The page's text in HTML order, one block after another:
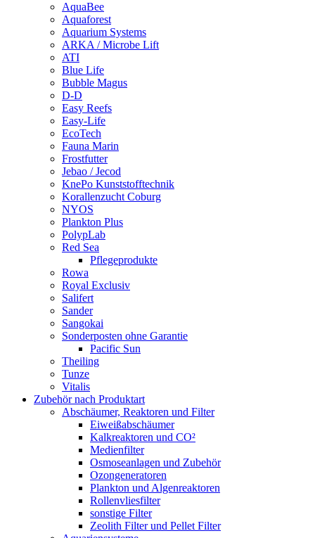
AquaBee
Aquaforest
Aquarium Systems
ARKA / Microbe Lift
ATI
Blue Life
Bubble Magus
D-D
Easy Reefs
Easy-Life
EcoTech
Fauna Marin
Frostfutter
Jebao / Jecod
KnePo Kunststofftechnik
Korallenzucht Coburg
NYOS
Plankton Plus
PolypLab
Red Sea
Pflegeprodukte
Rowa
Royal Exclusiv
Salifert
Sander
Sangokai
Sonderposten ohne Garantie
Pacific Sun
Theiling
Tunze
Vitalis
Zubehör nach Produktart
Abschäumer, Reaktoren und Filter
Eiweißabschäumer
Kalkreaktoren und CO²
Medienfilter
Osmoseanlagen und Zubehör
Ozongeneratoren
Plankton und Algenreaktoren
Rollenvliesfilter
sonstige Filter
Zeolith Filter und Pellet Filter